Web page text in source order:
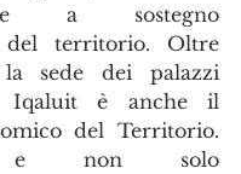
a sostegno
del territorio. Oltre
la sede dei palazzi
Iqaluit è anche il
del Territorio.
e non solo